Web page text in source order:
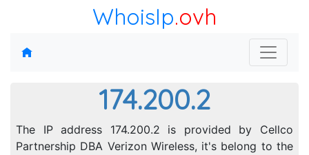
WhoisIp.ovh
174.200.2
The IP address 174.200.2 is provided by Cellco
Partnership DBA Verizon Wireless, it's belong to the